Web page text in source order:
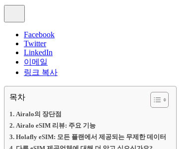
Facebook
Twitter
LinkedIn
이메일
링크 복사
목차
Airalo의 장단점
Airalo eSIM 리뷰: 주요 기능
Holafly eSIM: 모든 플랜에서 제공되는 무제한 데이터